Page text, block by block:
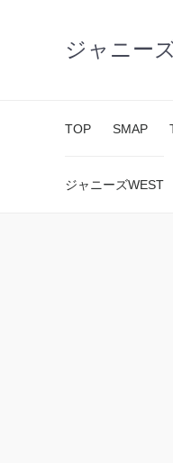
ジャニー
TOP SMAP
ジャニーズWEST